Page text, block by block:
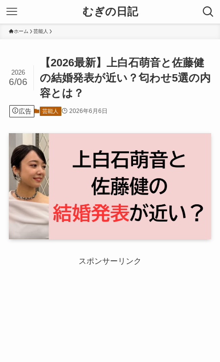
むぎの日記
ホーム 芸能人
【2026最新】上白石萌音と佐藤健
の結婚発表が近い？匂わせ5選の内
容とは？
2026
6/06
広告 芸能人 2026年6月6日
スポンサーリンク